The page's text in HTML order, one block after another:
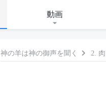
動画
神の羊は神の御声を聞く 2.